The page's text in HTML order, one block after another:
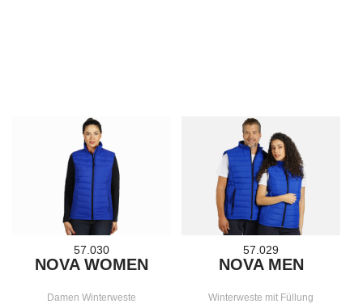
57.030
NOVA WOMEN
Damen Winterweste
57.029
NOVA MEN
Winterweste mit Füllung